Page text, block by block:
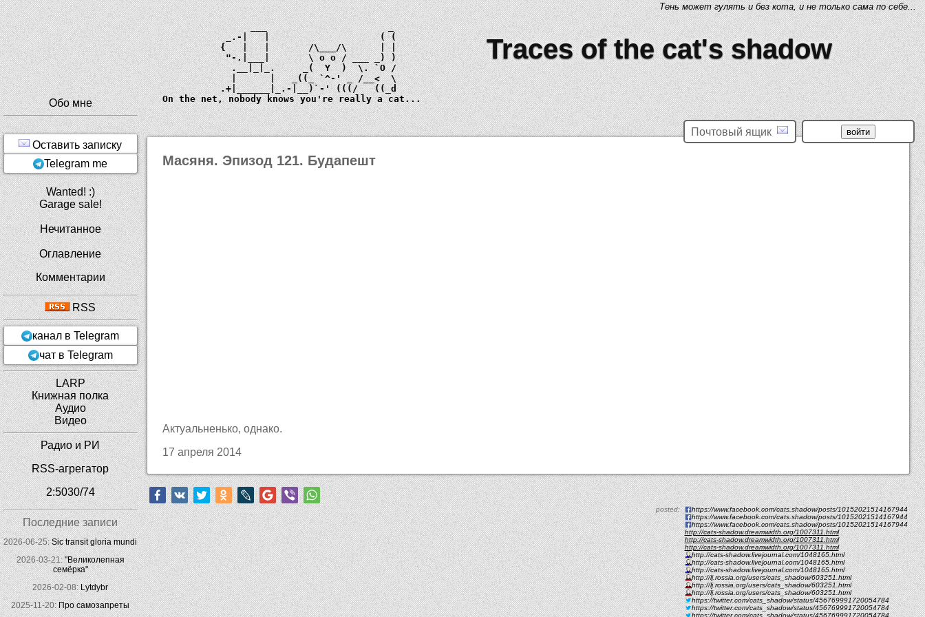
Тень может гулять и без кота, и не только сама по себе...
             ___
               _
         _.-|   |
              ( (
        {   |   |
/\___/\      | |
         "-.|___|
\ o o
/ ___ _) )
          .__|_|_.
_(  Y  )  \. `O /
          |      |   _
((_ `^-' _ /__<  \
        .+|______|_.-|__)
`-' (((/   ((_d
  On the net, nobody knows you're really a cat...
Traces of the cat's shadow
Почтовый ящик
Масяня. Эпизод 121. Будапешт
Актуальненько, однако.
17 апреля 2014
posted:
https://www.facebook.com/cats.shadow/posts/10152021514167944
https://www.facebook.com/cats.shadow/posts/10152021514167944
https://www.facebook.com/cats.shadow/posts/10152021514167944
http://cats-shadow.dreamwidth.org/1007311.html
http://cats-shadow.dreamwidth.org/1007311.html
http://cats-shadow.dreamwidth.org/1007311.html
http://cats-shadow.livejournal.com/1048165.html
http://cats-shadow.livejournal.com/1048165.html
http://cats-shadow.livejournal.com/1048165.html
http://lj.rossia.org/users/cats_shadow/603251.html
http://lj.rossia.org/users/cats_shadow/603251.html
http://lj.rossia.org/users/cats_shadow/603251.html
https://twitter.com/cats_shadow/status/456769991720054784
https://twitter.com/cats_shadow/status/456769991720054784
Обо мне
Оставить записку
Telegram me
Wanted! :)
Garage sale!
Нечитанное
Оглавление
Комментарии
RSS
канал в Telegram
чат в Telegram
LARP
Книжная полка
Аудио
Видео
Радио и РИ
RSS-агрегатор
2:5030/74
Последние записи
2026-06-25:Sic transit gloria mundi
2026-03-21:"Великолепная
семёрка"
2026-02-08:Lytdybr
2025-11-20:Про самозапреты